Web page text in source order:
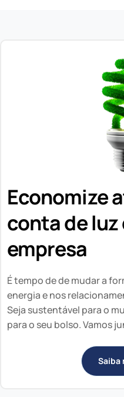
Economize
conta de luz
empresa
É tempo de de mudar a
energia e nos
Seja sustentável para o
para o seu bolso. Vamos
Saiba